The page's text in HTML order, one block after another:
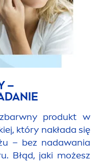
–
produkt w
który nakłada się
– bez nadawania
Błąd, jaki możesz